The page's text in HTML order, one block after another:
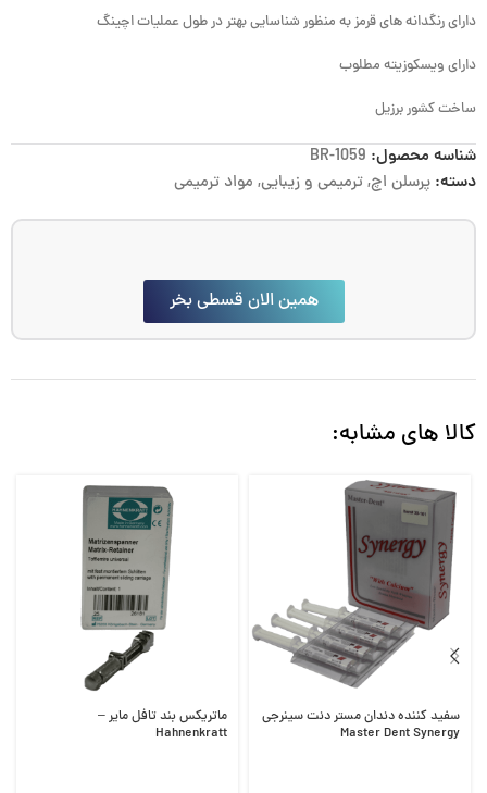
دارای رنگدانه های قرمز به منظور شناسایی بهتر در طول عملیات اچینگ
دارای ویسکوزیته مطلوب
ساخت کشور برزیل
شناسه محصول: BR-1059
دسته: پرسلن اچ,ترمیمی و زیبایی, مواد ترمیمی
همین الان قسطی بخر
کالا های مشابه:
سفید کننده دندان مستر دنت سینرجی
Master Dent Synergy
ماتریکس بند تافل مایر –
Hahnenkratt